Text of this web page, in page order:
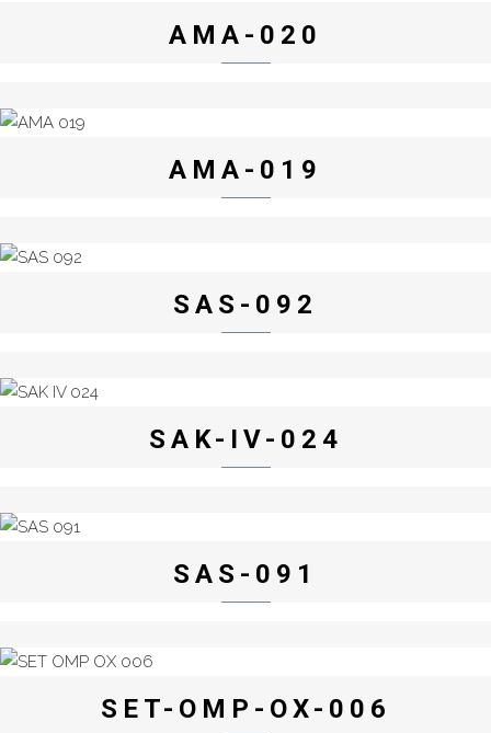
AMA-020
AMA-019
SAS-092
SAK-IV-024
SAS-091
SET-OMP-OX-006